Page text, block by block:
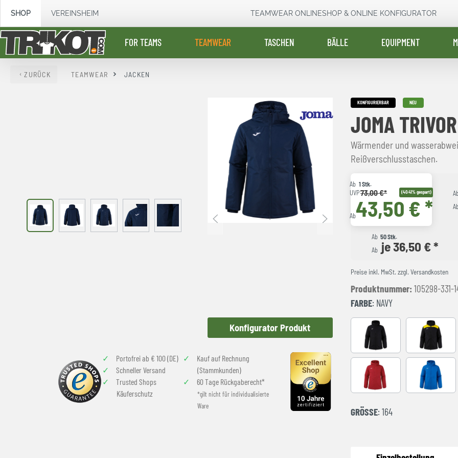
Zur Hauptnavigation springen
SHOP VEREINSHEIM TEAMWEAR ONLINESHOP & ONLINE KONFIGURATOR
FOR TEAMS TEAMWEAR TASCHEN BÄLLE EQUIPMENT
ZURÜCK TEAMWEAR JACKEN
Konfigurator Produkt
Portofrei ab € 100 (DE)
Schneller Versand
Trusted Shops
Käuferschutz
Kauf auf Rechnung
(Stammkunden)
60 Tage Rückgaberecht*
*gilt nicht für individualisierte
Ware
KONFIGURIERBAR NEU
JOMA
Wärmender und
Reißverschlusstaschen.
Ab 1 Stk.
UVP73,00 €* (40.41% gespart)
Ab43,50 € *
Ab 50 Stk.
Ab je 36,50 € *
Preise inkl. MwSt. zzgl. Versandkosten
Produktnummer: 105298-331-
FARBE: NAVY
BLACK BLACK-
RED ROYAL
GRÖSSE : 164